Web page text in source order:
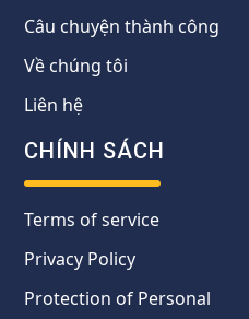
Câu chuyện thành công
Về chúng tôi
Liên hệ
CHÍNH SÁCH
Terms of service
Privacy Policy
Protection of Personal